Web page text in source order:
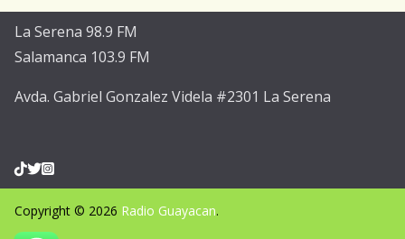
La Serena 98.9 FM
Salamanca 103.9 FM
Avda. Gabriel Gonzalez Videla #2301 La Serena
Copyright © 2026 Radio Guayacan.